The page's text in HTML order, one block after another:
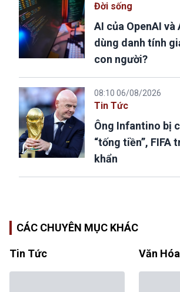
Đời sống
AI của OpenAI
dùng danh tính
con người?
08:10 06/08/2026
Tin Tức
Ông Infantino bị
“tống tiền”, FIFA
khẩn
CÁC CHUYÊN MỤC KHÁC
Tin Tức Văn Hóa